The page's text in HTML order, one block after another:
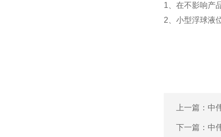
1、在不影响产
2、小型浮球液
上一篇： 中
下一篇： 中